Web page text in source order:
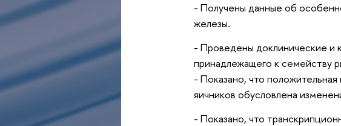
- Получены данные об
железы.
- Проведены доклинические и
принадлежащего к семейству
- Показано, что
яичников обусловлена
- Показано, что